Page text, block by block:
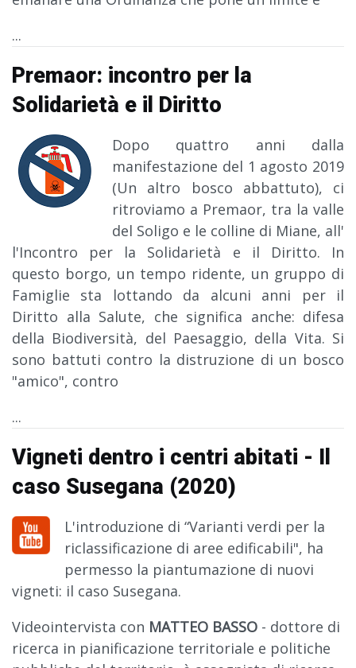
...
Premaor: incontro per la
Solidarietà e il Diritto
Dopo quattro anni dalla
manifestazione del 1 agosto 2019
(Un altro bosco abbattuto), ci
ritroviamo a Premaor, tra la valle
del Soligo e le colline di Miane, all'
l'Incontro per la Solidarietà e il Diritto. In
questo borgo, un tempo ridente, un gruppo di
Famiglie sta lottando da alcuni anni per il
Diritto alla Salute, che significa anche: difesa
della Biodiversità, del Paesaggio, della Vita. Si
sono battuti contro la distruzione di un bosco
"amico", contro
...
Vigneti dentro i centri abitati - Il
caso Susegana (2020)
L'introduzione di “Varianti verdi per la
riclassificazione di aree edificabili", ha
permesso la piantumazione di nuovi
vigneti: il caso Susegana.
Videointervista con MATTEO BASSO - dottore di
ricerca in pianificazione territoriale e politiche